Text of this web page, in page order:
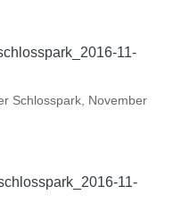
Schlosspark, November